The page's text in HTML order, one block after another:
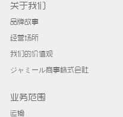
关于我们
品牌故事
经营场所
我们的价值观
ジャミール商事株式会社
业务范围
运输